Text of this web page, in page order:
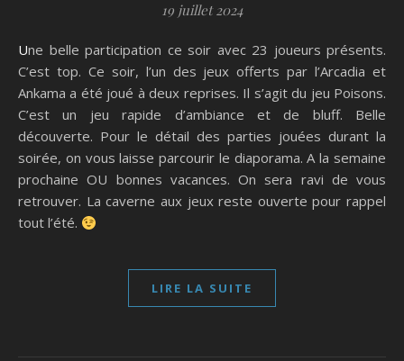
19 juillet 2024
Une belle participation ce soir avec 23 joueurs présents.
C’est top. Ce soir, l’un des jeux offerts par l’Arcadia et
Ankama a été joué à deux reprises. Il s’agit du jeu Poisons.
C’est un jeu rapide d’ambiance et de bluff. Belle
découverte. Pour le détail des parties jouées durant la
soirée, on vous laisse parcourir le diaporama. A la semaine
prochaine OU bonnes vacances. On sera ravi de vous
retrouver. La caverne aux jeux reste ouverte pour rappel
tout l’été.
LIRE LA SUITE